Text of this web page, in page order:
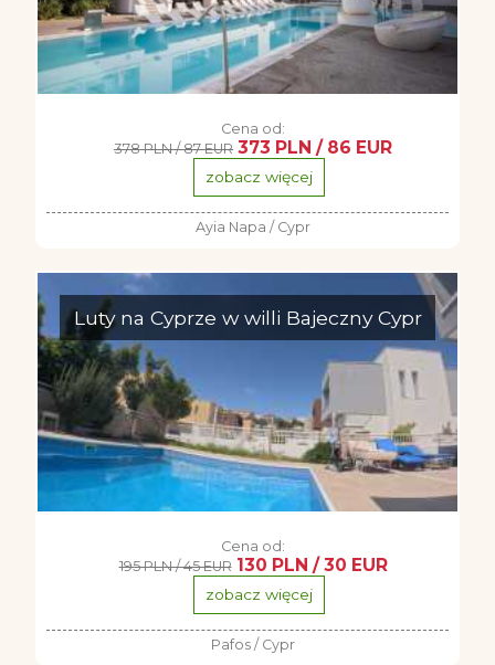
Cena od:
378 PLN / 87 EUR 373 PLN / 86 EUR
zobacz więcej
Ayia Napa / Cypr
Luty na Cyprze w willi Bajeczny Cypr
Cena od:
195 PLN / 45 EUR 130 PLN / 30 EUR
zobacz więcej
Pafos / Cypr